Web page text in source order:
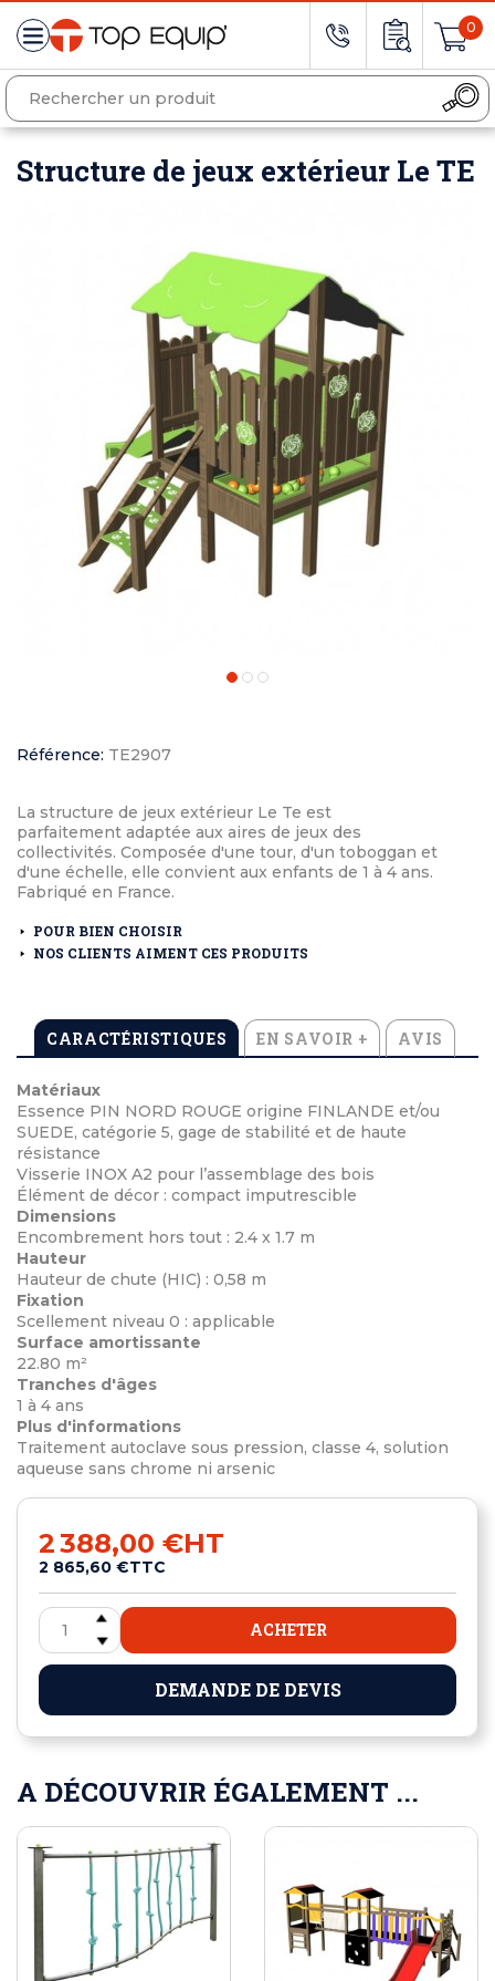
0
Structure de jeux extérieur Le TE
Référence: TE2907
La structure de jeux extérieur Le Te est
parfaitement adaptée aux aires de jeux des
collectivités. Composée d'une tour, d'un toboggan et
d'une échelle, elle convient aux enfants de 1 à 4 ans.
Fabriqué en France.
POUR BIEN CHOISIR
NOS CLIENTS AIMENT CES PRODUITS
CARACTÉRISTIQUES EN SAVOIR + AVIS
Matériaux
Essence PIN NORD ROUGE origine FINLANDE et/ou
SUEDE, catégorie 5, gage de stabilité et de haute
résistance
Visserie INOX A2 pour l’assemblage des bois
Élément de décor : compact imputrescible
Dimensions
Encombrement hors tout : 2.4 x 1.7 m
Hauteur
Hauteur de chute (HIC) : 0,58 m
Fixation
Scellement niveau 0 : applicable
Surface amortissante
22.80 m²
Tranches d'âges
1 à 4 ans
Plus d'informations
Traitement autoclave sous pression, classe 4, solution
aqueuse sans chrome ni arsenic
2 388,00 €HT
2 865,60 €TTC
ACHETER
DEMANDE DE DEVIS
A DÉCOUVRIR ÉGALEMENT ...